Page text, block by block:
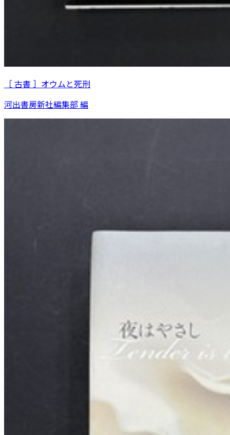
［ 古書 ］オウムと死刑
河出書房新社編集部 編